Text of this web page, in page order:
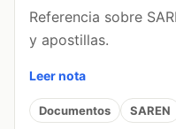
Referencia sobre
y apostillas.
Leer nota
Documentos SAREN